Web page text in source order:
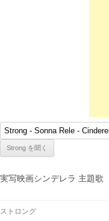
実写映画シンデレラ 主題歌
ストロング